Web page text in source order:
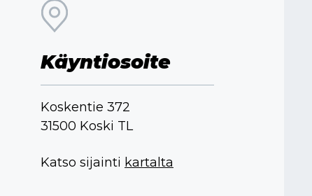
Käyntiosoite
Koskentie 372
31500 Koski TL
Katso sijainti kartalta